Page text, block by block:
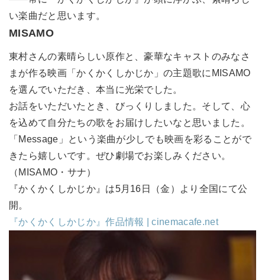
い楽曲だと思います。
MISAMO
東村さんの素晴らしい原作と、豪華なキャストのみなさ
まが作る映画「かくかくしかじか」の主題歌にMISAMO
を選んでいただき、本当に光栄でした。
お話をいただいたとき、びっくりしました。そして、心
を込めて自分たちの歌をお届けしたいなと思いました。
「Message」という楽曲が少しでも映画を彩ることがで
きたら嬉しいです。ぜひ劇場でお楽しみください。
（MISAMO・サナ）
『かくかくしかじか』は5月16日（金）より全国にて公
開。
『かくかくしかじか』作品情報 | cinemacafe.net